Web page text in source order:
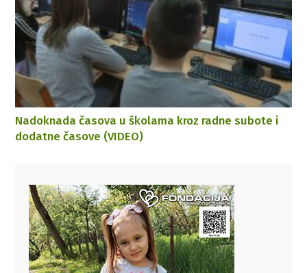
Nadoknada časova u školama kroz radne subote i
dodatne časove (VIDEO)